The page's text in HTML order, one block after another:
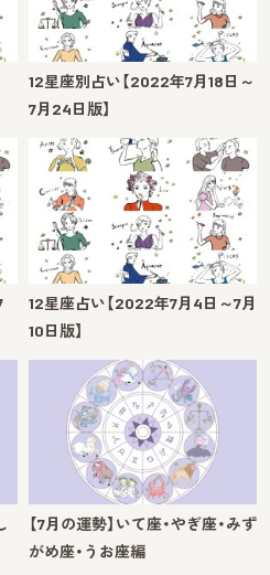
12星座別占い【2022年7月18日～
7月24日版】
12星座占い【2022年7月4日～7月
10日版】
【7月の運勢】いて座・やぎ座・みず
がめ座・うお座編